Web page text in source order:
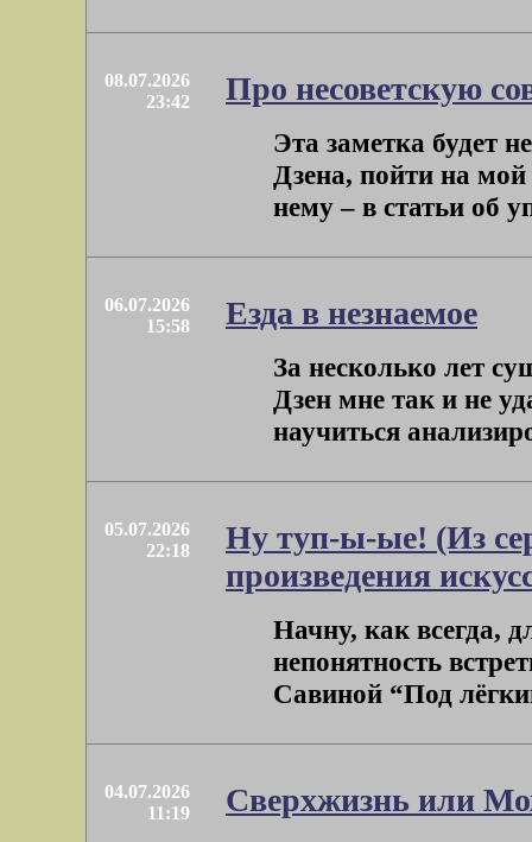
08.07.2026
23:42
Про несоветскую
Эта заметка будет
Дзена, пойти на
нему – в статьи об
06.07.2026
15:58
Езда в незнаемое
За несколько лет
Дзен мне так и не
научиться
05.07.2026
22:18
Ну туп-ы-ые! (Из
произведения
Начну, как всегда,
непонятность
Савиной “Под
04.07.2026
11:19
Сверхжизнь или